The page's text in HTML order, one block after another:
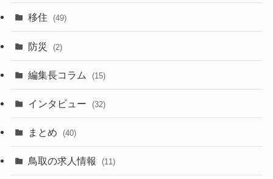
移住 (49)
防災 (2)
編集長コラム (15)
インタビュー (32)
まとめ (40)
鳥取の求人情報 (11)